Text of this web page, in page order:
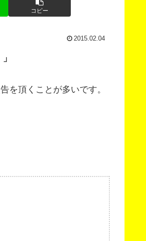
コピー
2015.02.04
を頂くことが多いです。